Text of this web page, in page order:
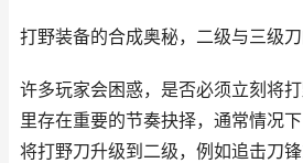
打野装备的合成奥秘，二级与三级
许多玩家会困惑，是否必须立刻将
里存在重要的节奏抉择，通常情况
将打野刀升级到二级，例如追击刀